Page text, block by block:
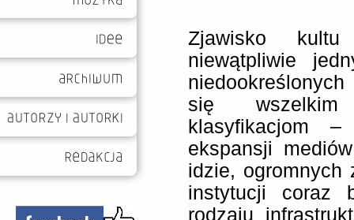
Zjawisko
niewątpliwie
się wszelkim
klasyfikacjom
ekspansji
idzie, ogromnych
instytucji coraz
rodzaju